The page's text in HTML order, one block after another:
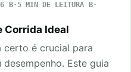
5 MIN DE LEITURA
Corrida Ideal
certo é crucial para
Este guia